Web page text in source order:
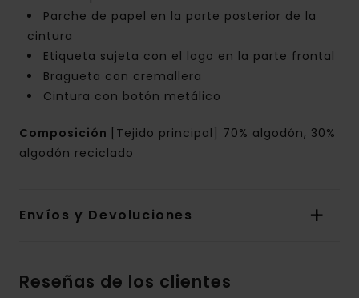
Parche de papel en la parte posterior de la
cintura
Etiqueta sujeta con el logo en la parte frontal
Bragueta con cremallera
Cintura con botón metálico
Composición
[Tejido principal] 70% algodón, 30%
algodón reciclado
Envíos y Devoluciones
Reseñas de los clientes